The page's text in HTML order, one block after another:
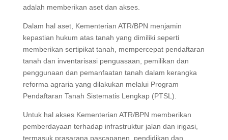
adalah memberikan aset dan akses.
Dalam hal aset, Kementerian ATR/BPN menjamin
kepastian hukum atas tanah yang dimiliki seperti
memberikan sertipikat tanah, mempercepat pendaftaran
tanah dan inventarisasi penguasaan, pemilikan dan
penggunaan dan pemanfaatan tanah dalam kerangka
reforma agraria yang dilakukan melalui Program
Pendaftaran Tanah Sistematis Lengkap (PTSL).
Untuk hal akses Kementerian ATR/BPN memberikan
pemberdayaan terhadap infrastruktur jalan dan irigasi,
termasuk prasarana pascapanen, pendidikan dan